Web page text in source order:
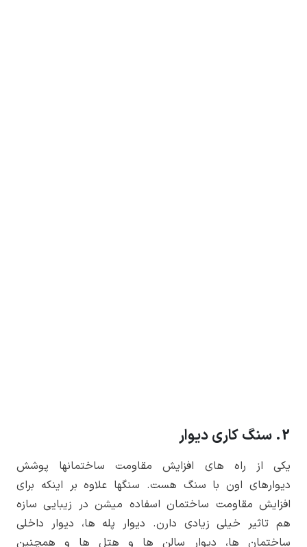
2. سنگ کاری دیوار
یکی از راه­ های افزایش مقاومت ساختمان­ها پوشش
دیوارهای اون با سنگ هست. سنگ­ها علاوه بر اینکه برای
افزایش مقاومت ساختمان اسفاده میشن در زیبایی سازه
هم تاثیر خیلی زیادی دارن. دیوار پله ­ها، دیوار داخلی
ساختمان­ ها، دیوار سالن­ ها و هتل ­ها و هم­چنین